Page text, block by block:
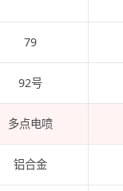
79
92号
多点电喷
铝合金